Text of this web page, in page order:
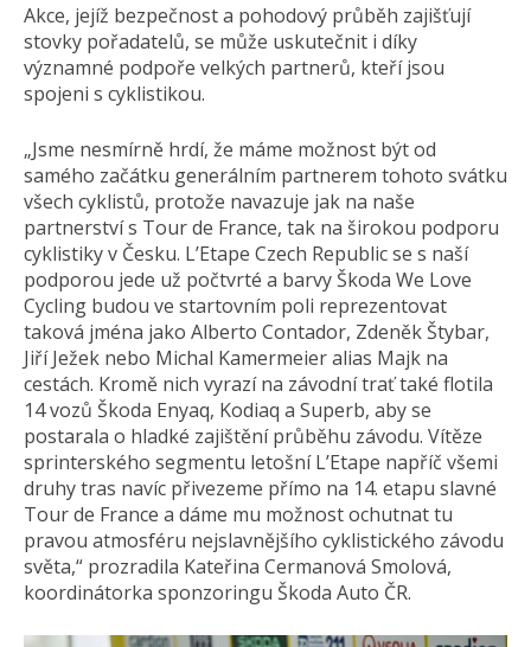
Akce, jejíž bezpečnost a pohodový průběh zajišťují
stovky pořadatelů, se může uskutečnit i díky
významné podpoře velkých partnerů, kteří jsou
spojeni s cyklistikou.
„Jsme nesmírně hrdí, že máme možnost být od
samého začátku generálním partnerem tohoto svátku
všech cyklistů, protože navazuje jak na naše
partnerství s Tour de France, tak na širokou podporu
cyklistiky v Česku. L’Etape Czech Republic se s naší
podporou jede už počtvrté a barvy Škoda We Love
Cycling budou ve startovním poli reprezentovat
taková jména jako Alberto Contador, Zdeněk Štybar,
Jiří Ježek nebo Michal Kamermeier alias Majk na
cestách. Kromě nich vyrazí na závodní trať také flotila
14 vozů Škoda Enyaq, Kodiaq a Superb, aby se
postarala o hladké zajištění průběhu závodu. Vítěze
sprinterského segmentu letošní L’Etape napříč všemi
druhy tras navíc přivezeme přímo na 14. etapu slavné
Tour de France a dáme mu možnost ochutnat tu
pravou atmosféru nejslavnějšího cyklistického závodu
světa,“ prozradila Kateřina Cermanová Smolová,
koordinátorka sponzoringu Škoda Auto ČR.